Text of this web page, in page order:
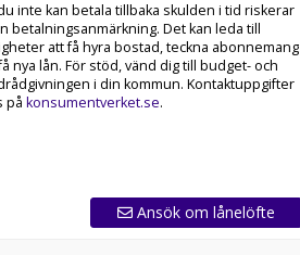
inte kan betala tillbaka skulden i tid riskerar
betalningsanmärkning. Det kan leda till
att få hyra bostad, teckna abonnemang
nya lån. För stöd, vänd dig till budget- och
i din kommun. Kontaktuppgifter
på konsumentverket.se.
Ansök om lånelöfte